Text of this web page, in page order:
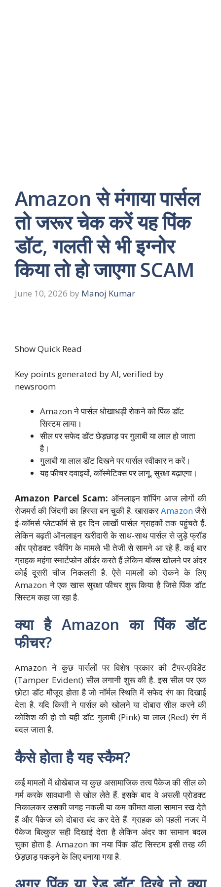
Amazon से मंगाया पार्सल
तो जरूर चेक करें यह पिंक
डॉट, गलती से भी इग्नोर
किया तो हो जाएगा SCAM
June 10, 2026 by Manoj Kumar
Show Quick Read
Key points generated by AI, verified by
newsroom
Amazon ने पार्सल धोखाधड़ी रोकने को पिंक डॉट
सिस्टम लाया।
सील पर सफेद डॉट छेड़छाड़ पर गुलाबी या लाल हो जाता
है।
गुलाबी या लाल डॉट दिखने पर पार्सल स्वीकार न करें।
यह फीचर दवाइयों, कॉस्मेटिक्स पर लागू, सुरक्षा बढ़ाएगा।
Amazon Parcel Scam: ऑनलाइन शॉपिंग आज लोगों की
रोजमर्रा की जिंदगी का हिस्सा बन चुकी है. खासकरAmazonजैसे
ई-कॉमर्स प्लेटफॉर्म से हर दिन लाखों पार्सल ग्राहकों तक पहुंचते हैं.
लेकिन बढ़ती ऑनलाइन खरीदारी के साथ-साथ पार्सल से जुड़े फ्रॉड
और प्रोडक्ट स्वैपिंग के मामले भी तेजी से सामने आ रहे हैं. कई बार
ग्राहक महंगा स्मार्टफोन ऑर्डर करते हैं लेकिन बॉक्स खोलने पर अंदर
कोई दूसरी चीज निकलती है. ऐसे मामलों को रोकने के लिए
Amazon ने एक खास सुरक्षा फीचर शुरू किया है जिसे पिंक डॉट
सिस्टम कहा जा रहा है.
क्या है Amazon का पिंक डॉट
फीचर?
Amazon ने कुछ पार्सलों पर विशेष प्रकार की टैंपर-एविडेंट
(Tamper Evident) सील लगानी शुरू की है. इस सील पर एक
छोटा डॉट मौजूद होता है जो नॉर्मल स्थिति में सफेद रंग का दिखाई
देता है. यदि किसी ने पार्सल को खोलने या दोबारा सील करने की
कोशिश की हो तो यही डॉट गुलाबी (Pink) या लाल (Red) रंग में
बदल जाता है.
कैसे होता है यह स्कैम?
कई मामलों में धोखेबाज या कुछ असामाजिक तत्व पैकेज की सील को
गर्म करके सावधानी से खोल लेते हैं. इसके बाद वे असली प्रोडक्ट
निकालकर उसकी जगह नकली या कम कीमत वाला सामान रख देते
हैं और पैकेज को दोबारा बंद कर देते हैं. ग्राहक को पहली नजर में
पैकेज बिल्कुल सही दिखाई देता है लेकिन अंदर का सामान बदल
चुका होता है. Amazon का नया पिंक डॉट सिस्टम इसी तरह की
छेड़छाड़ पकड़ने के लिए बनाया गया है.